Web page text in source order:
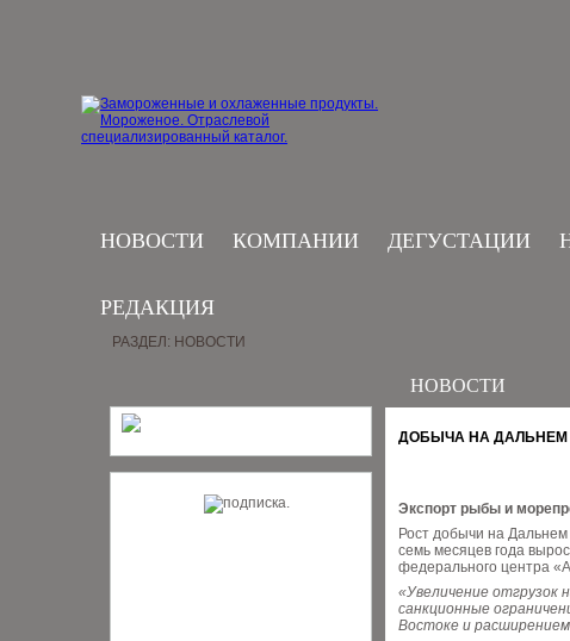
НОВОСТИ КОМПАНИИ ДЕГУСТАЦИИ
РЕДАКЦИЯ
РАЗДЕЛ: НОВОСТИ
НОВОСТИ
ДОБЫЧА НА ДАЛЬНЕМ
Экспорт рыбы и
Рост добычи на
семь месяцев года
федерального центра
«Увеличение отгрузок
санкционные
Востоке и